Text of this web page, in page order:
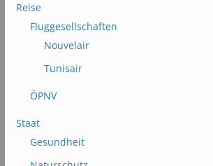
Reise
Fluggesellschaften
Nouvelair
Tunisair
ÖPNV
Staat
Gesundheit